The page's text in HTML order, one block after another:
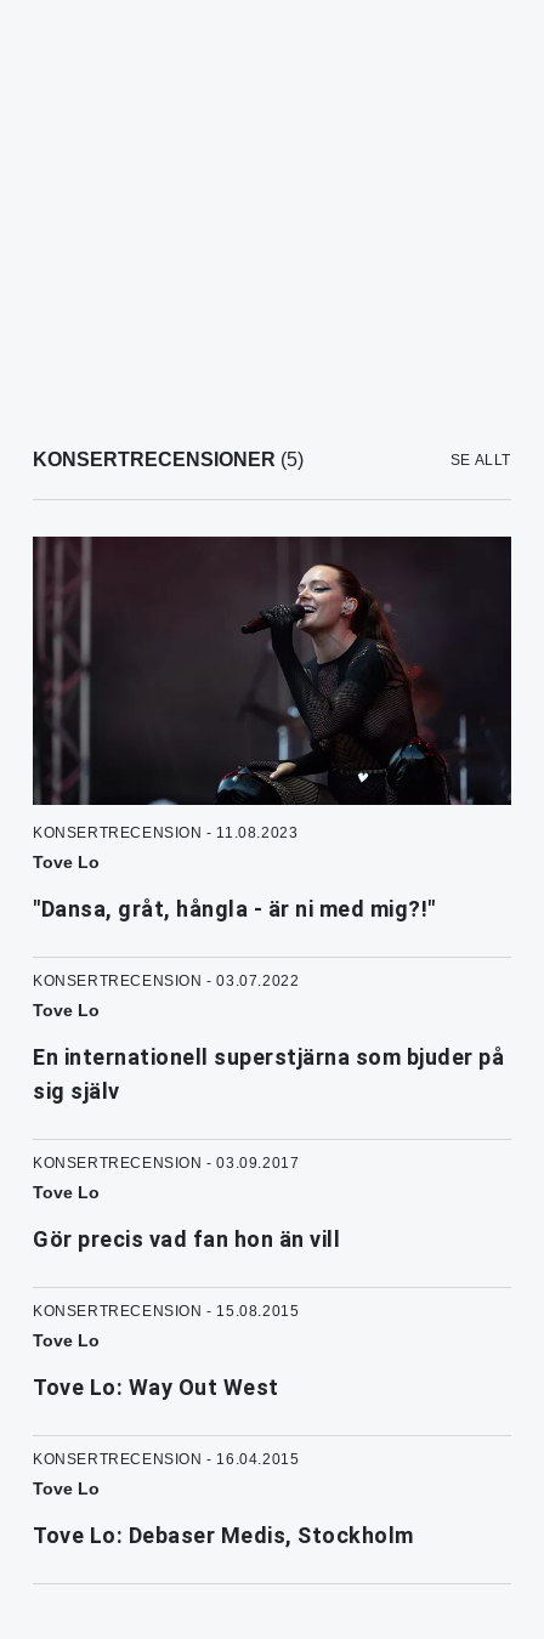
KONSERTRECENSIONER (5) SE ALLT
KONSERTRECENSION - 11.08.2023
Tove Lo
"Dansa, gråt, hångla - är ni med mig?!"
KONSERTRECENSION - 03.07.2022
Tove Lo
En internationell superstjärna som bjuder på
sig själv
KONSERTRECENSION - 03.09.2017
Tove Lo
Gör precis vad fan hon än vill
KONSERTRECENSION - 15.08.2015
Tove Lo
Tove Lo: Way Out West
KONSERTRECENSION - 16.04.2015
Tove Lo
Tove Lo: Debaser Medis, Stockholm